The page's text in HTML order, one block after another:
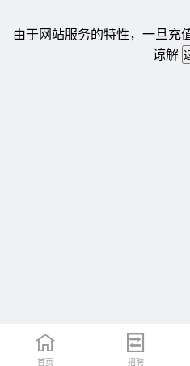
由于网站服务的特性，一旦充
谅解
首页 招聘